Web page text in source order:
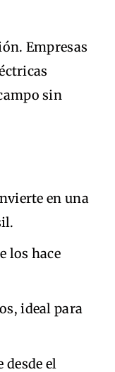
Empresas
sin
en una
los hace
ideal para
el